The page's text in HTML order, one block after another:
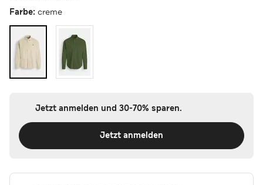
Farbe: creme
Jetzt anmelden und 30-70% sparen.
Jetzt anmelden